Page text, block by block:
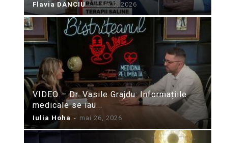
Flavia DANCIU - iunie 9, 2026
VIDEO – Dr. Vasile Grajdu: Informațiile
medicale se iau...
Iulia Hoha - mai 26, 2026